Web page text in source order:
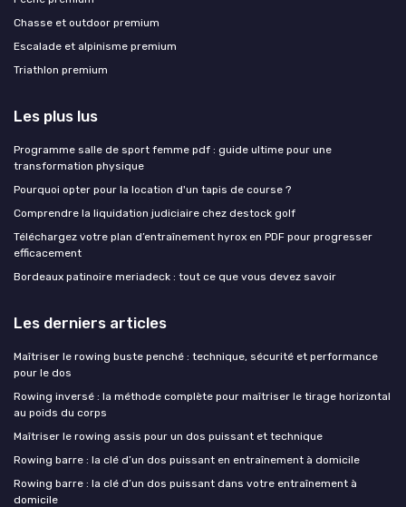
Chasse et outdoor premium
Escalade et alpinisme premium
Triathlon premium
Les plus lus
Programme salle de sport femme pdf : guide ultime pour une
transformation physique
Pourquoi opter pour la location d'un tapis de course ?
Comprendre la liquidation judiciaire chez destock golf
Téléchargez votre plan d’entraînement hyrox en PDF pour progresser
efficacement
Bordeaux patinoire meriadeck : tout ce que vous devez savoir
Les derniers articles
Maîtriser le rowing buste penché : technique, sécurité et performance
pour le dos
Rowing inversé : la méthode complète pour maîtriser le tirage horizontal
au poids du corps
Maîtriser le rowing assis pour un dos puissant et technique
Rowing barre : la clé d’un dos puissant en entraînement à domicile
Rowing barre : la clé d’un dos puissant dans votre entraînement à
domicile